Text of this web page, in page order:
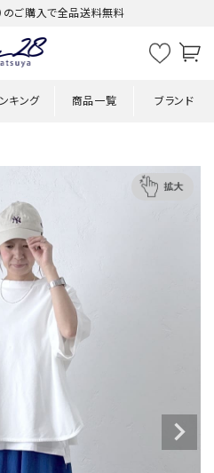
のご購入で全品送料無料
キング 商品一覧 ブランド